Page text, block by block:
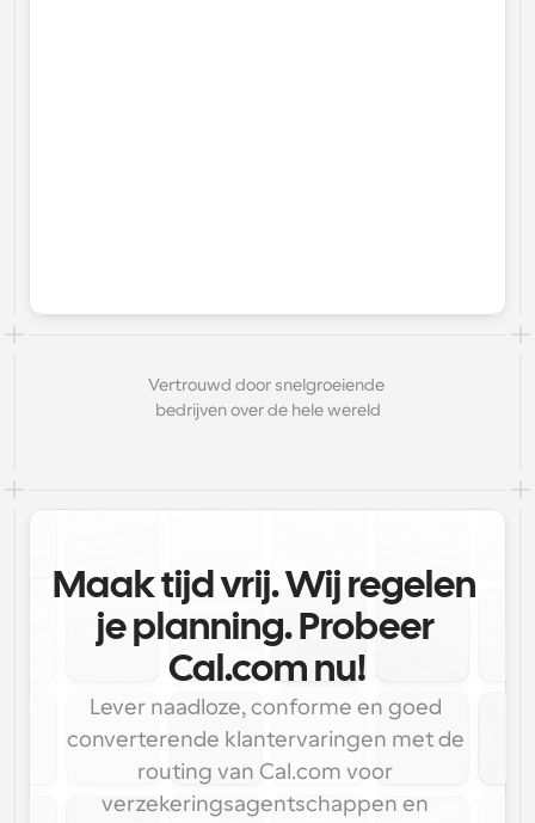
Vertrouwd door snelgroeiende
bedrijven over de hele wereld
Maak tijd vrij. Wij regelen
je planning. Probeer
Cal.com nu!
Lever naadloze, conforme en goed
converterende klantervaringen met de
routing van Cal.com voor
verzekeringsagentschappen en